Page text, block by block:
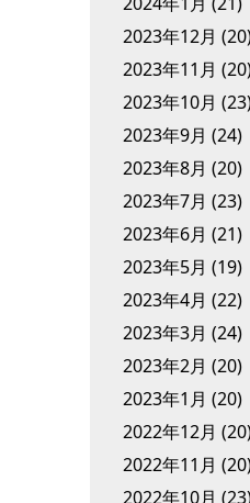
2023年12月
2023年11月
2023年10月
2023年9月 (24)
2023年8月 (20)
2023年7月 (23)
2023年6月 (21)
2023年5月 (19)
2023年4月 (22)
2023年3月 (24)
2023年2月 (20)
2023年1月 (20)
2022年12月
2022年11月
2022年10月